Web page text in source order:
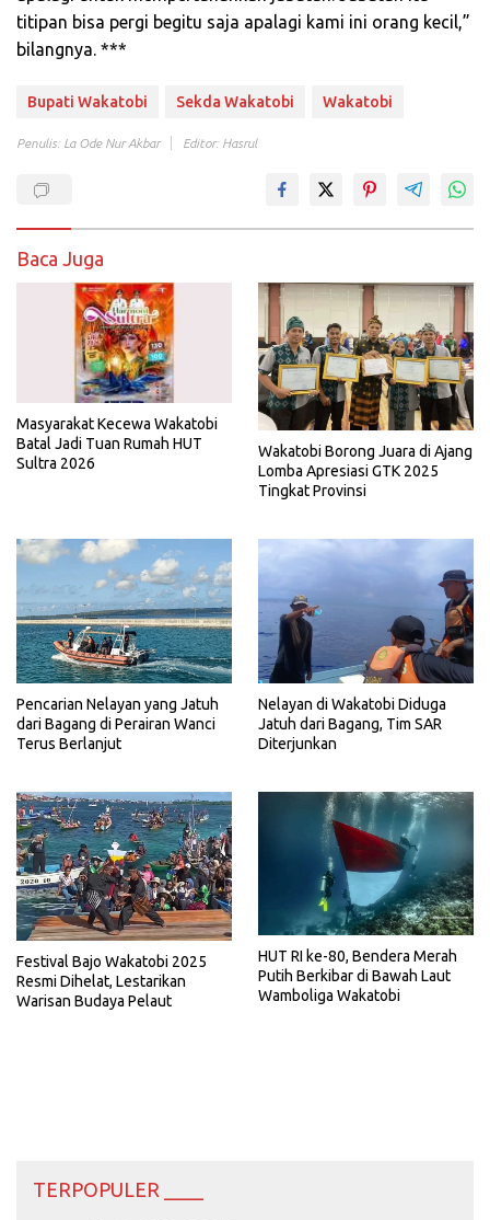
titipan bisa pergi begitu saja apalagi kami ini orang kecil,”
bilangnya. ***
Bupati Wakatobi Sekda Wakatobi Wakatobi
Penulis: La Ode Nur Akbar Editor: Hasrul
Baca Juga
Masyarakat Kecewa Wakatobi
Batal Jadi Tuan Rumah HUT
Sultra 2026
Wakatobi Borong Juara di Ajang
Lomba Apresiasi GTK 2025
Tingkat Provinsi
Pencarian Nelayan yang Jatuh
dari Bagang di Perairan Wanci
Terus Berlanjut
Nelayan di Wakatobi Diduga
Jatuh dari Bagang, Tim SAR
Diterjunkan
Festival Bajo Wakatobi 2025
Resmi Dihelat, Lestarikan
Warisan Budaya Pelaut
HUT RI ke-80, Bendera Merah
Putih Berkibar di Bawah Laut
Wamboliga Wakatobi
TERPOPULER ____